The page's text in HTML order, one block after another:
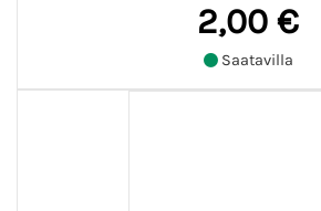
2,00 €
Saatavilla